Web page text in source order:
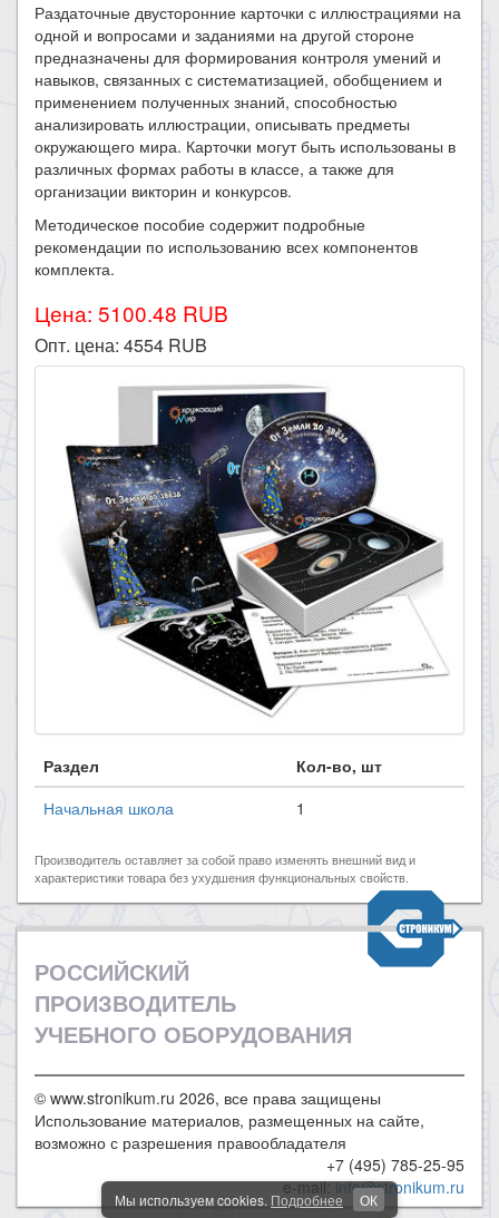
Раздаточные двусторонние карточки с иллюстрациями на
одной и вопросами и заданиями на другой стороне
предназначены для формирования контроля умений и
навыков, связанных с систематизацией, обобщением и
применением полученных знаний, способностью
анализировать иллюстрации, описывать предметы
окружающего мира. Карточки могут быть использованы в
различных формах работы в классе, а также для
организации викторин и конкурсов.
Методическое пособие содержит подробные
рекомендации по использованию всех компонентов
комплекта.
Цена: 5100.48 RUB
Опт. цена: 4554 RUB
Раздел
Кол-во, шт
Начальная школа
1
Производитель оставляет за собой право изменять внешний вид и
характеристики товара без ухудшения функциональных свойств.
РОССИЙСКИЙ
ПРОИЗВОДИТЕЛЬ
УЧЕБНОГО ОБОРУДОВАНИЯ
© www.stronikum.ru 2026, все права защищены
Использование материалов, размещенных на сайте,
возможно с разрешения правообладателя
+7 (495) 785-25-95
e-mail:info@stronikum.ru
Мы используем cookies. Подробнее ОК